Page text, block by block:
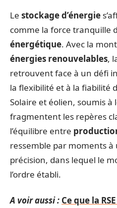
Le stockage d’énergie
comme la force tranquille
énergétique. Avec la
énergies renouvelables,
retrouvent face à un défi
la flexibilité et à la fiabilité
Solaire et éolien, soumis
fragmentent les repères
l’équilibre entre
ressemble par moments
précision, dans lequel le
l’ordre établi.
A voir aussi : Ce que la